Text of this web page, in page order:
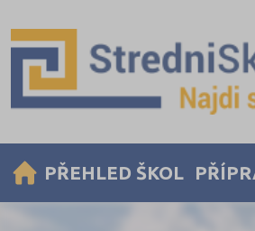
PŘEHLED ŠKOL